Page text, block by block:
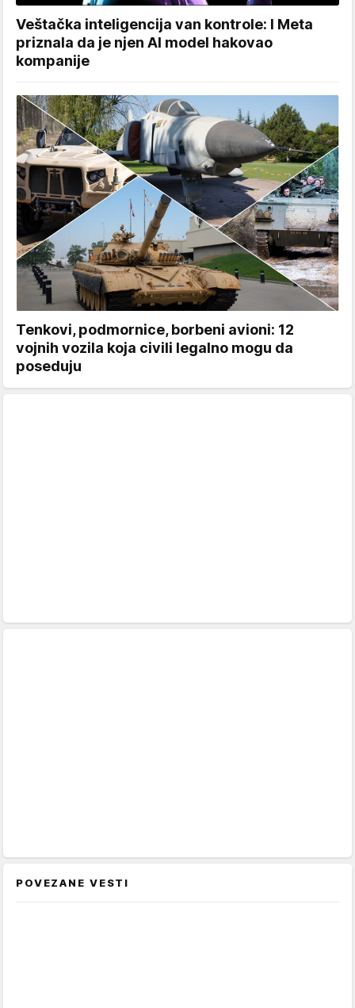
Veštačka inteligencija van kontrole: I Meta
priznala da je njen AI model hakovao
kompanije
Tenkovi, podmornice, borbeni avioni: 12
vojnih vozila koja civili legalno mogu da
poseduju
POVEZANE VESTI